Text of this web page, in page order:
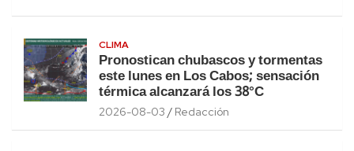
CLIMA
Pronostican chubascos y tormentas
este lunes en Los Cabos; sensación
térmica alcanzará los 38°C
2026-08-03 Redacción